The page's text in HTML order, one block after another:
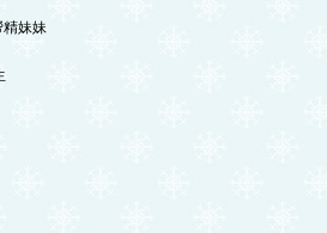
精妹妹